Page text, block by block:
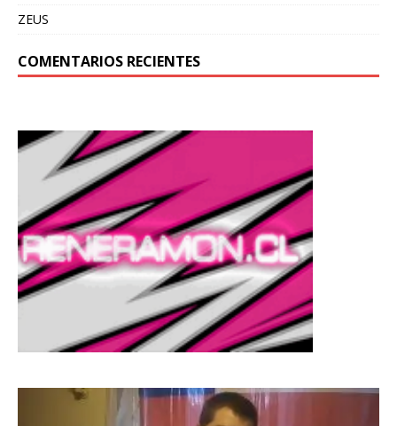
ZEUS
COMENTARIOS RECIENTES